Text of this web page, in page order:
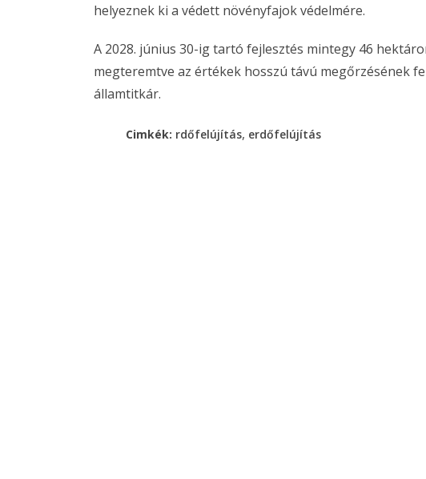
helyeznek ki a védett növényfajok védelmére.
A 2028. június 30-ig tartó fejlesztés mintegy 46
megteremtve az értékek hosszú távú megőrzésének
államtitkár.
Cimkék: rdőfelújítás, erdőfelújítás